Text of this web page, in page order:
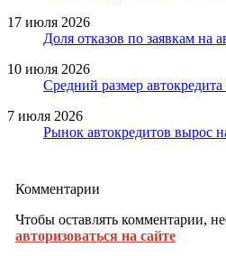
17 июля 2026
Доля отказов по заявкам на
10 июля 2026
Средний размер
7 июля 2026
Рынок автокредитов вырос
Комментарии
Чтобы оставлять комментарии,
авторизоваться на сайте